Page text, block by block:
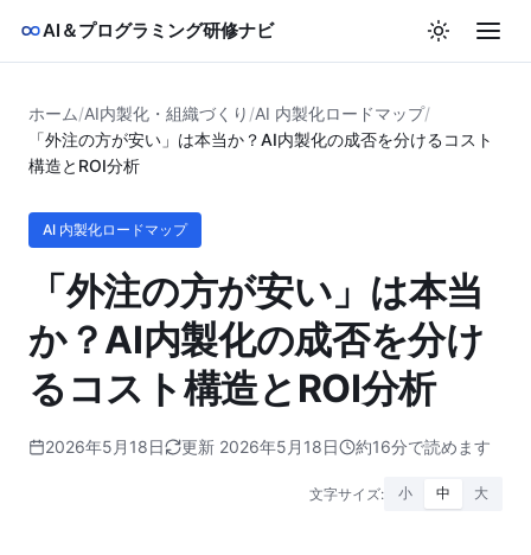
AI＆プログラミング研修ナビ
ホーム/AI内製化・組織づくり /AI 内製化ロードマップ/
「外注の方が安い」は本当か？AI内製化の成否を分けるコスト
構造とROI分析
AI 内製化ロードマップ
「外注の方が安い」は本当
か？AI内製化の成否を分け
るコスト構造とROI分析
2026年5月18日 更新 2026年5月18日 約16分で読めます
文字サイズ: 小 中 大